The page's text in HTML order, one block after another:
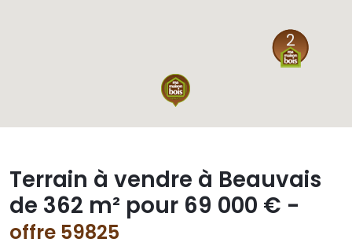
2
Terrain à vendre à Beauvais
de 362 m² pour 69 000 € -
offre 59825